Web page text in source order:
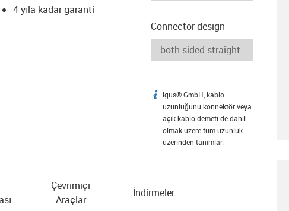
4 yıla kadar garanti
Connector design
igus-icon-info
igus® GmbH, kablo
uzunluğunu konnektör veya
açık kablo demeti de dahil
olmak üzere tüm uzunluk
üzerinden tanımlar.
Çevrimiçi
Araçlar
İndirmeler